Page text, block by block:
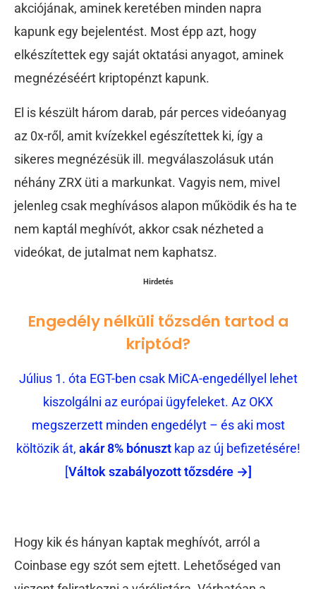
akciójának, aminek keretében minden napra
kapunk egy bejelentést. Most épp azt, hogy
elkészítettek egy saját oktatási anyagot, aminek
megnézéséért kriptopénzt kapunk.
El is készült három darab, pár perces videóanyag
az 0x-ről, amit kvízekkel egészítettek ki, így a
sikeres megnézésük ill. megválaszolásuk után
néhány ZRX üti a markunkat. Vagyis nem, mivel
jelenleg csak meghívásos alapon működik és ha te
nem kaptál meghívót, akkor csak nézheted a
videókat, de jutalmat nem kaphatsz.
Hirdetés
Engedély nélküli tőzsdén tartod a
kriptód?
Július 1. óta EGT-ben csak MiCA-engedéllyel lehet
kiszolgálni az európai ügyfeleket. Az OKX
megszerzett minden engedélyt – és aki most
költözik át, akár 8% bónusztkap az új befizetésére!
[Váltok szabályozott tőzsdére →]
Hogy kik és hányan kaptak meghívót, arról a
Coinbase egy szót sem ejtett. Lehetőséged van